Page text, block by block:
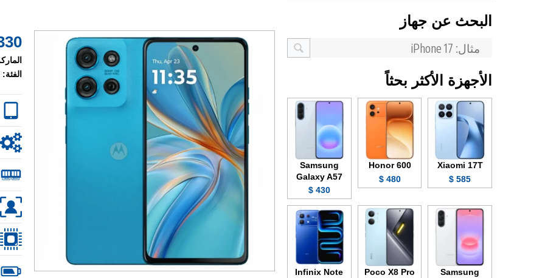
$
الفئة:
البحث عن جهاز
الأجهزة الأكثر بحثاً
Xiaomi 17T
585 $
Honor 600
480 $
Samsung
Galaxy A57
430 $
Samsung
Poco X8 Pro
Infinix Note